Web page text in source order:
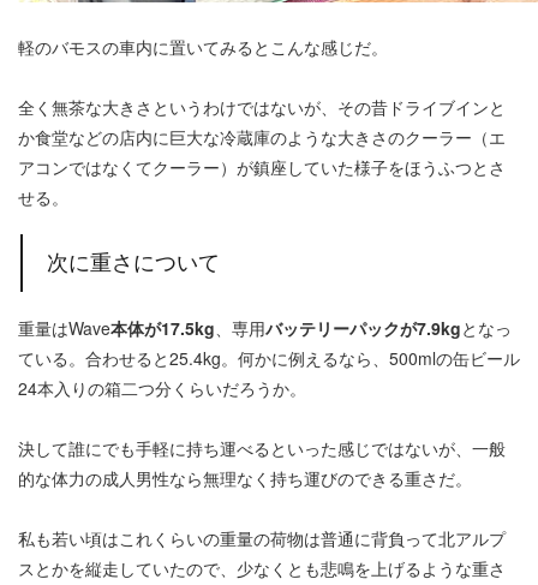
軽のバモスの車内に置いてみるとこんな感じだ。
全く無茶な大きさというわけではないが、その昔ドライブインと
か食堂などの店内に巨大な冷蔵庫のような大きさのクーラー（エ
アコンではなくてクーラー）が鎮座していた様子をほうふつとさ
せる。
次に重さについて
重量はWave本体が17.5kg、専用バッテリーパックが7.9kgとなっ
ている。合わせると25.4kg。何かに例えるなら、500mlの缶ビール
24本入りの箱二つ分くらいだろうか。
決して誰にでも手軽に持ち運べるといった感じではないが、一般
的な体力の成人男性なら無理なく持ち運びのできる重さだ。
私も若い頃はこれくらいの重量の荷物は普通に背負って北アルプ
スとかを縦走していたので、少なくとも悲鳴を上げるような重さ